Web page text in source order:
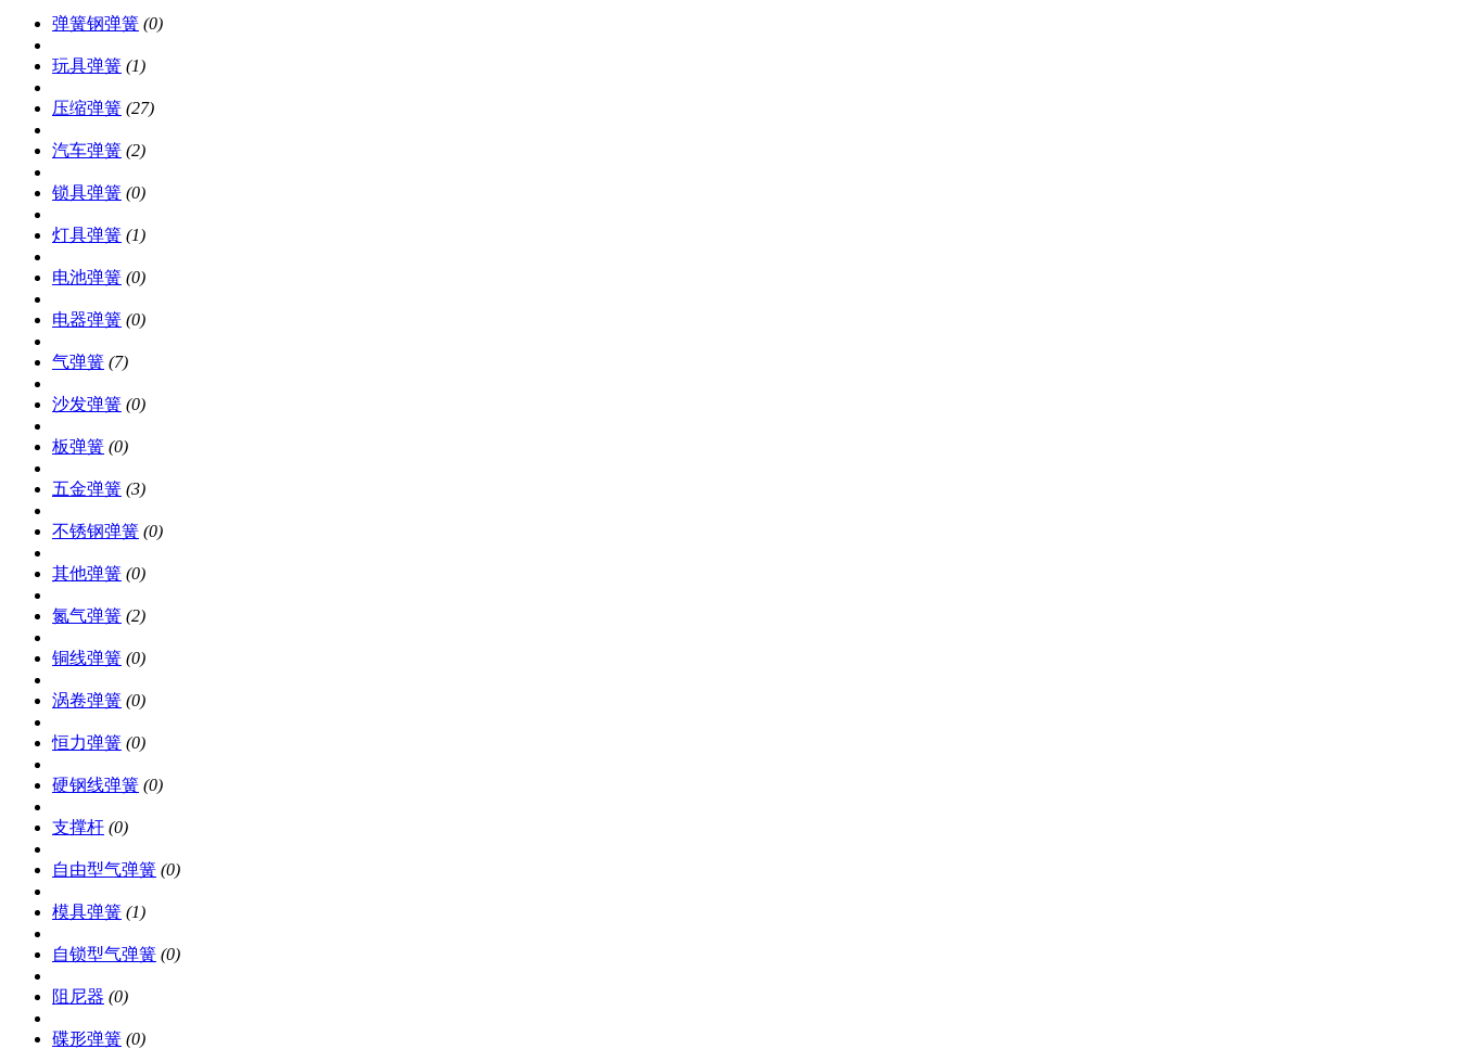
弹簧钢弹簧 (0)
玩具弹簧 (1)
压缩弹簧 (27)
汽车弹簧 (2)
锁具弹簧 (0)
灯具弹簧 (1)
电池弹簧 (0)
电器弹簧 (0)
气弹簧 (7)
沙发弹簧 (0)
板弹簧 (0)
五金弹簧 (3)
不锈钢弹簧 (0)
其他弹簧 (0)
氮气弹簧 (2)
铜线弹簧 (0)
涡卷弹簧 (0)
恒力弹簧 (0)
硬钢线弹簧 (0)
支撑杆 (0)
自由型气弹簧 (0)
模具弹簧 (1)
自锁型气弹簧 (0)
阻尼器 (0)
碟形弹簧 (0)